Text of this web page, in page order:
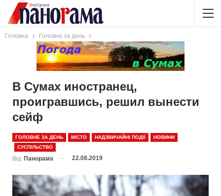
Головна Головне за день
В Сумах иностранец,
проигравшись, решил вынести
сейф
ГОЛОВНЕ ЗА ДЕНЬ МІСТО НАДЗВИЧАЙНІ ПОДІЇ
НОВИНИ
СУСПІЛЬСТВО
Від Панорама 22.08.2019